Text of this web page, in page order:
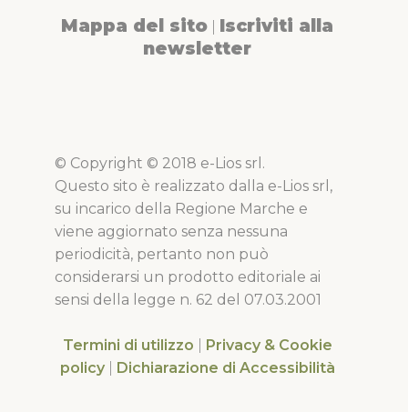
Mappa del sito Iscriviti alla
newsletter
© Copyright © 2018 e-Lios srl.
Questo sito è realizzato dalla e-Lios srl,
su incarico della Regione Marche e
viene aggiornato senza nessuna
periodicità, pertanto non può
considerarsi un prodotto editoriale ai
sensi della legge n. 62 del 07.03.2001
Termini di utilizzo
Privacy & Cookie
policy
Dichiarazione di Accessibilità